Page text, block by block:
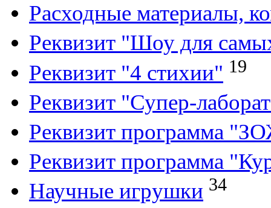
Расходные материалы,
Реквизит "Шоу для
Реквизит "4 стихии" 19
Реквизит "Супер-
Реквизит программа
Реквизит программа
Научные игрушки 34